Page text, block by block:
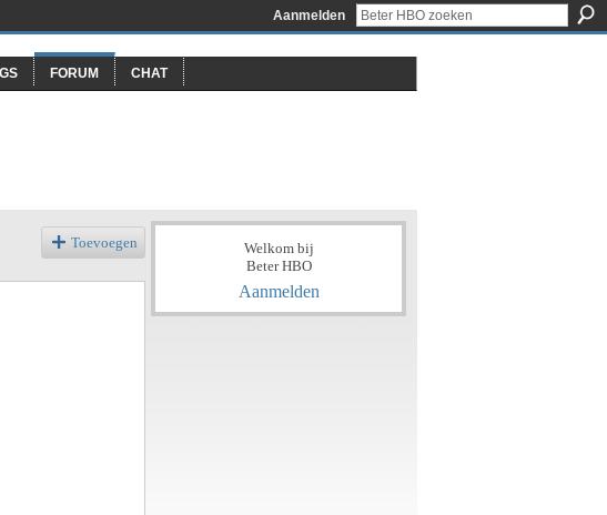
Aanmelden
FORUM CHAT
Toevoegen
Welkom bij
Beter HBO
Aanmelden